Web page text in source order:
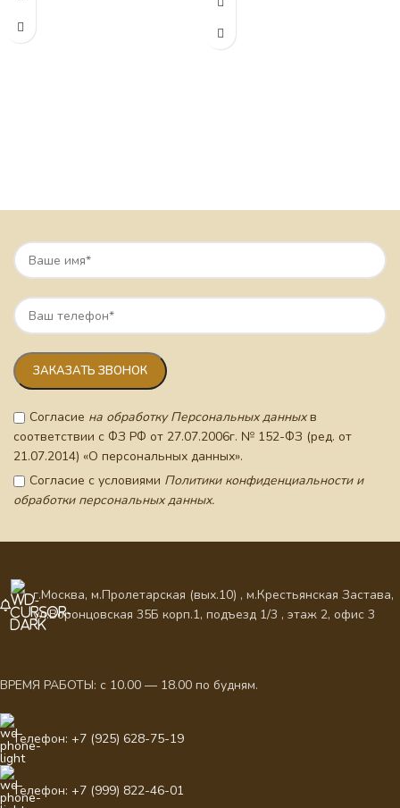
Согласие на обработку Персональных данныхв
соответствии с ФЗ РФ от 27.07.2006г. № 152-ФЗ (ред. от
21.07.2014) «О персональных данных».
Согласие с условиями Политики конфиденциальности и
обработки персональных данных.
г.Москва, м.Пролетарская (вых.10) , м.Крестьянская Застава,
ул.Воронцовская 35Б корп.1, подъезд 1/3 , этаж 2, офис 3
ВРЕМЯ РАБОТЫ: с 10.00 — 18.00 по будням.
Телефон: +7 (925) 628-75-19
Телефон: +7 (999) 822-46-01